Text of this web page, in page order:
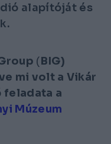
alapítóját és
(BIG)
mi volt a Vikár
feladata a
Múzeum